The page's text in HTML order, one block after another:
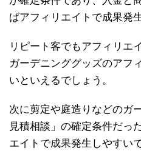
ばアフィリエイトで成果発
リピート客でもアフィリエ
ガーデニンググッズのアフ
いといえるでしょう。
次に剪定や庭造りなどのガ
見積相談」の確定条件だっ
エイトで成果発生しやすい